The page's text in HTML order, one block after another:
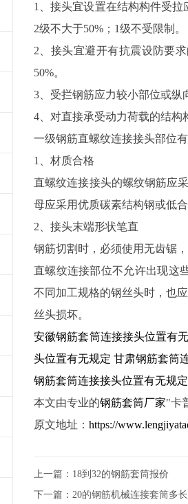
1、接头宜设置在结构构件受拉
2级不大于50%；1级不受限制。
2、接头宜避开有抗震设防要
50%。
3、受拦钢筋应力较小部位或纵
4、对直接承受动力荷载的结构
一级钢筋直螺纹连接接头部位有
1、材质合格
直螺纹连接接头的螺纹钢筋应
母应采用优质碳素结构钢或低
2、接头末端形状笔直
钢筋切割时，必须使用无齿锯
直螺纹连接部位不允许出现这
不同加工规格的钢丝头时，也
丝头损坏。
安徽钢筋套筒连接接头位置有
头位置有无规定 甘肃钢筋套筒
钢筋套筒连接接头位置有无规定
本文由专业的钢筋套筒厂家"卡
原文地址： https://
上一篇： 18到32的钢筋套筒报价
下一篇： 20的钢筋机械连接套筒多长